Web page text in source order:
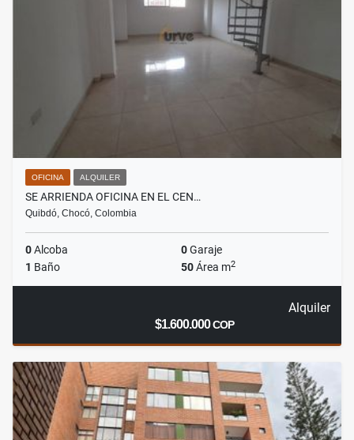
OFICINA ALQUILER
SE ARRIENDA OFICINA EN EL CEN…
Quibdó, Chocó, Colombia
0Alcoba 0Garaje
1 Baño 50Área m2
Alquiler
$1.600.000COP